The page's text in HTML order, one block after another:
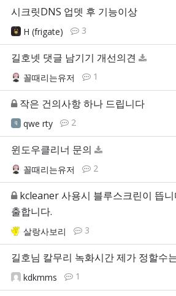
시크릿DNS 업뎃 후 기능이상
H (frigate) 3
길호넷 댓글 남기기 개선의견
꼴때리는유저 1
작은 건의사항 하나 드립니다
qwe rty 2
윈도우클리너 문의
꼴때리는유저 2
kcleaner 사용시 블루스크린이 뜹
출합니다.
살랑사보리 3
길호님 칼무리 녹화시간 제가 정할수
kdkmms 1